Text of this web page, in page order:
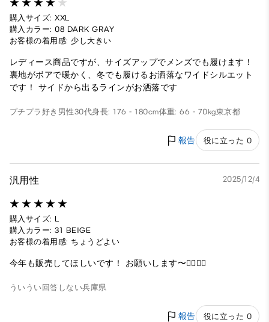
購入サイズ: XXL
購入カラー: 08 DARK GRAY
お客様の着用感: 少し大きい
レディース商品ですが、サイズアップでメンズでも履けます！
裏地がボアで暖かく、冬でも履けるお洒落なワイドシルエット
です！ サイドから出るラインがお洒落です
プチプラ好き 男性30代身長: 176 - 180cm体重: 66 - 70kg東京都
報告 役に立った 0
汎用性 2025/12/4
購入サイズ: L
購入カラー: 31 BEIGE
お客様の着用感: ちょうどよい
今年も販売してほしいです！ お願いします〜🙇‍♀️🙇‍♀️
ういうい 回答しない兵庫県
報告 役に立った 0